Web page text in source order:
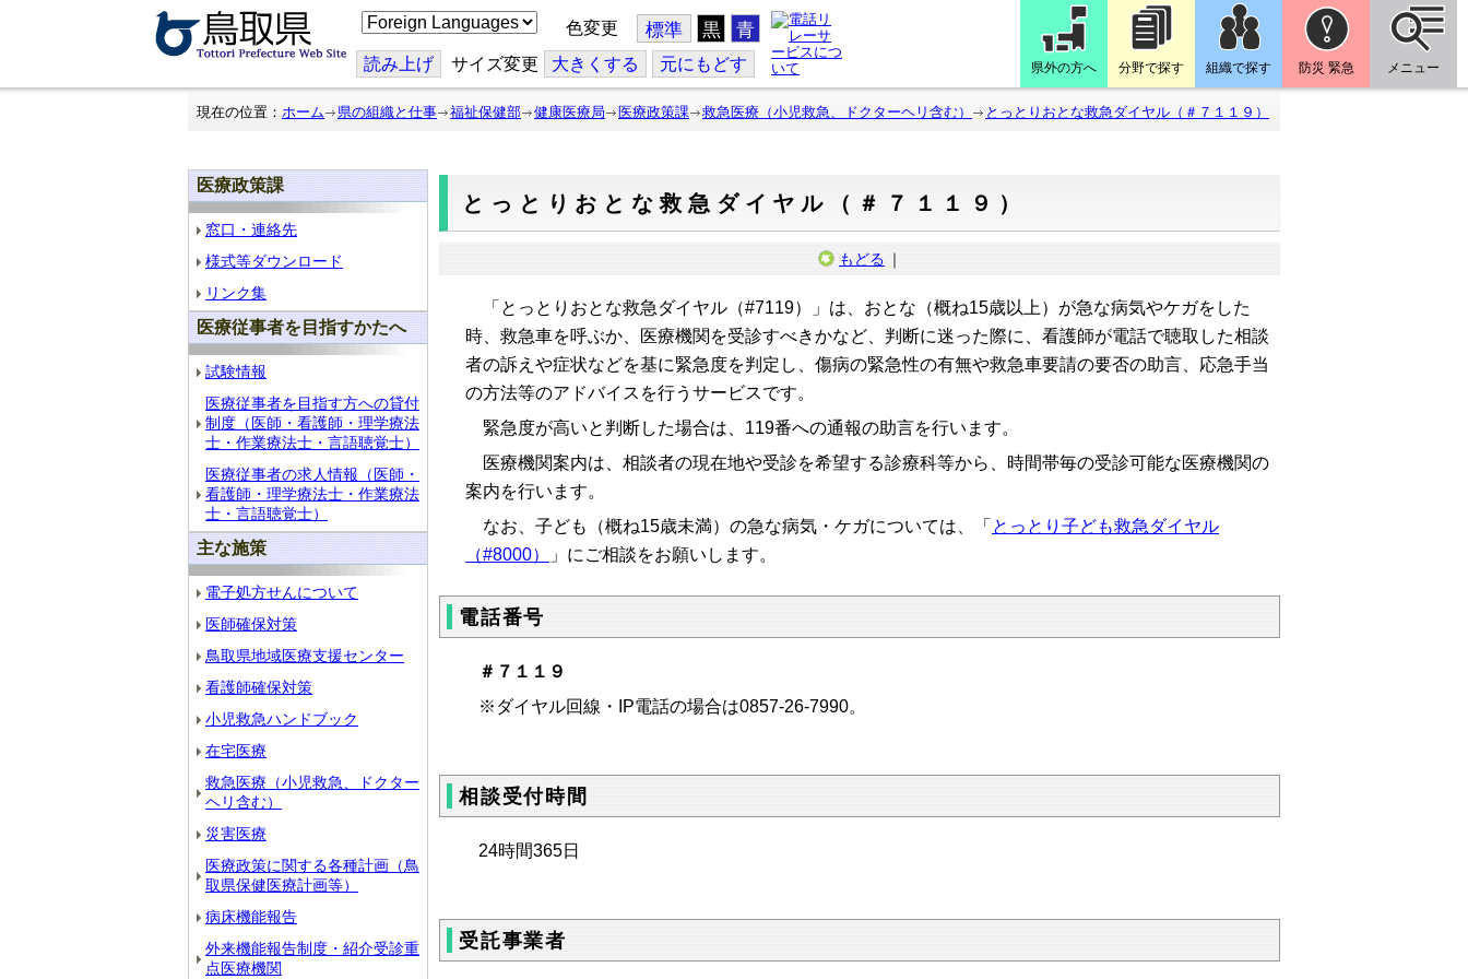
こ
の
ジ
を
翻
色変更 標準 黒 青
読み上げ サイズ変更 大きくする 元にもどす 県外の方へ 分野で探す 組織で探す 防災 緊急 メニュー
現在の位置： ホーム 県の組織と仕事 福祉保健部 健康医療局 医療政策課 救急医療（小児救急、ドクターヘリ含む） とっとりおとな救急ダイヤル（＃７１１９）
医療政策課
窓口・連絡先
様式等ダウンロード
リンク集
医療従事者を目指すかたへ
試験情報
医療従事者を目指す方への貸付
制度（医師・看護師・理学療法
士・作業療法士・言語聴覚士）
医療従事者の求人情報（医師・
看護師・理学療法士・作業療法
士・言語聴覚士）
主な施策
電子処方せんについて
医師確保対策
鳥取県地域医療支援センター
看護師確保対策
小児救急ハンドブック
在宅医療
救急医療（小児救急、ドクター
ヘリ含む）
災害医療
医療政策に関する各種計画（鳥
取県保健医療計画等）
病床機能報告
外来機能報告制度・紹介受診重
点医療機関
とっとりおとな救急ダイヤル（＃７１１９）
もどる ｜
「とっとりおとな救急ダイヤル（#7119）」は、おとな（概ね15歳以上）が急な病気やケガをした
時、救急車を呼ぶか、医療機関を受診すべきかなど、判断に迷った際に、看護師が電話で聴取した相談
者の訴えや症状などを基に緊急度を判定し、傷病の緊急性の有無や救急車要請の要否の助言、応急手当
の方法等のアドバイスを行うサービスです。
緊急度が高いと判断した場合は、119番への通報の助言を行います。
医療機関案内は、相談者の現在地や受診を希望する診療科等から、時間帯毎の受診可能な医療機関の
案内を行います。
なお、子ども（概ね15歳未満）の急な病気・ケガについては、「 とっとり子ども救急ダイヤル
（#8000）
」にご相談をお願いします。
電話番号
＃７１１９
※ダイヤル回線・IP電話の場合は0857-26-7990。
相談受付時間
24時間365日
受託事業者